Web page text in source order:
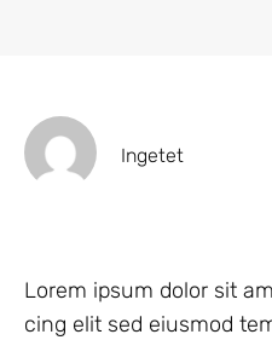
Ingetet
Lorem ipsum dolor sit
cing elit sed eiusmod